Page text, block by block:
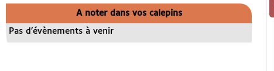
A noter dans vos calepins
Pas d’évènements à venir